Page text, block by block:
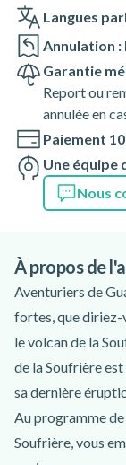
Langues
Annulation :
Garantie
Report ou
annulée en
Paiement
Une équipe
Nous
À propos de
Aventuriers de
fortes, que diriez-
le volcan de la
de la Soufrière
sa dernière
Au programme
Soufrière, vous